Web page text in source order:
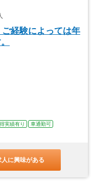
ご経験によっては年
実績有り
車通勤可
人に興味がある